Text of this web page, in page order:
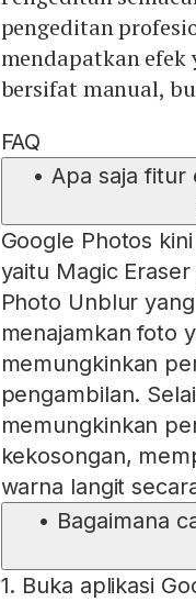
pengeditan
mendapatkan efek
bersifat manual,
FAQ
• Apa saja fitur
Google Photos
yaitu Magic
Photo Unblur
menajamkan foto
memungkinkan
pengambilan.
memungkinkan
kekosongan,
warna langit
• Bagaimana
1. Buka aplikasi